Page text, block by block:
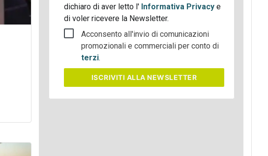
dichiaro di aver letto l'Informativa Privacy e
di voler ricevere la Newsletter.
Acconsento all'invio di comunicazioni
promozionali e commerciali per conto di
terzi.
ISCRIVITI ALLA NEWSLETTER